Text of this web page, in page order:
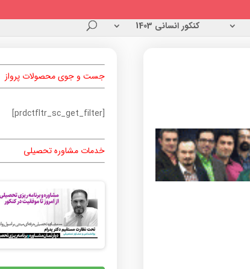
کنکور انسانی 1403
جست و جوی محصولات پرواز
[prdctfltr_sc_get_filter]
خدمات مشاوره تحصیلی